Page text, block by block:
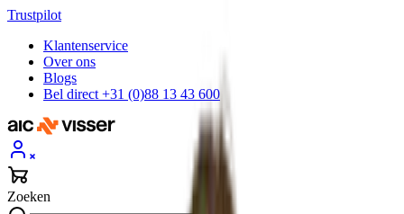
Trustpilot
Klantenservice
Over ons
Blogs
Bel direct +31 (0)88 13 43 600
Zoeken